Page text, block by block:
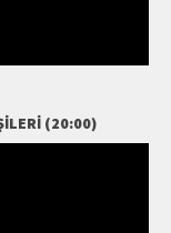
(20:00)